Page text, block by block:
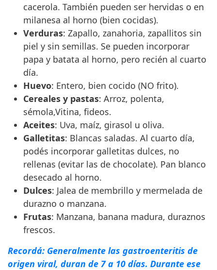
cacerola. También pueden ser hervidas o en
milanesa al horno (bien cocidas).
Verduras: Zapallo, zanahoria, zapallitos sin
piel y sin semillas. Se pueden incorporar
papa y batata al horno, pero recién al cuarto
día.
Huevo: Entero, bien cocido (NO frito).
Cereales y pastas: Arroz, polenta,
sémola,Vitina, fideos.
Aceites: Uva, maíz, girasol u oliva.
Galletitas: Blancas saladas. Al cuarto día,
podés incorporar galletitas dulces, no
rellenas (evitar las de chocolate). Pan blanco
desecado al horno.
Dulces: Jalea de membrillo y mermelada de
durazno o manzana.
Frutas: Manzana, banana madura, duraznos
frescos.
Recordá: Generalmente las gastroenteritis de
origen viral, duran de 7 a 10 días. Durante ese